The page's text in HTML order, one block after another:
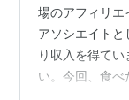
場のアフィリ
アソシエイト
り収入を得て
い。今回、食べ